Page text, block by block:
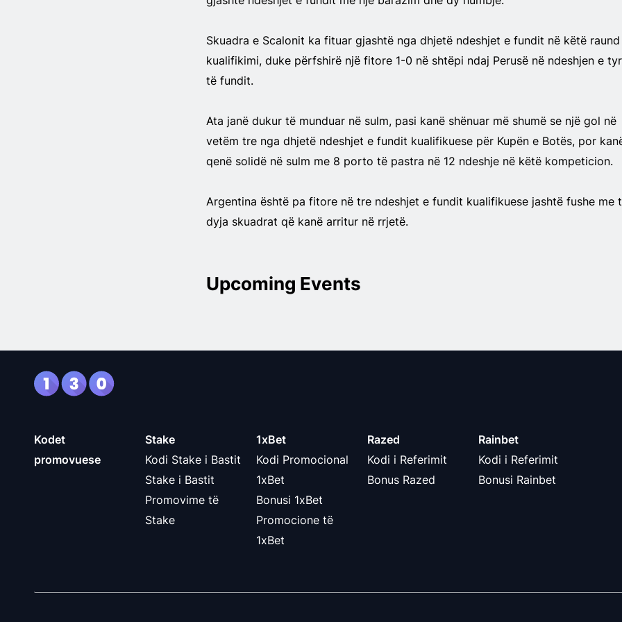
Skuadra e Scalonit ka fituar gjashtë nga dhjetë ndeshjet e fundit në këtë raund
kualifikimi, duke përfshirë një fitore 1-0 në shtëpi ndaj Perusë në ndeshjen e
të fundit.
Ata janë dukur të munduar në sulm, pasi kanë shënuar më shumë se një gol në
vetëm tre nga dhjetë ndeshjet e fundit kualifikuese për Kupën e Botës, por
qenë solidë në sulm me 8 porto të pastra në 12 ndeshje në këtë kompeticion.
Argentina është pa fitore në tre ndeshjet e fundit kualifikuese jashtë fushe me
dyja skuadrat që kanë arritur në rrjetë.
Upcoming Events
Kodet
promovuese
Stake
Kodi Stake i Bastit
Stake i Bastit
Promovime të
Stake
1xBet
Kodi Promocional
1xBet
Bonusi 1xBet
Promocione të
1xBet
Razed
Kodi i Referimit
Bonus Razed
Rainbet
Kodi i Referimit
Bonusi Rainbet